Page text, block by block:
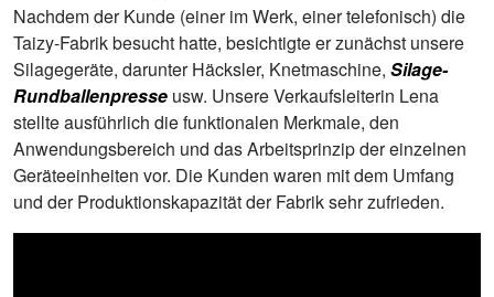
Nachdem der Kunde (einer im Werk, einer telefonisch) die
Taizy-Fabrik besucht hatte, besichtigte er zunächst unsere
Silagegeräte, darunter Häcksler, Knetmaschine, Silage-
Rundballenpresse usw. Unsere Verkaufsleiterin Lena
stellte ausführlich die funktionalen Merkmale, den
Anwendungsbereich und das Arbeitsprinzip der einzelnen
Geräteeinheiten vor. Die Kunden waren mit dem Umfang
und der Produktionskapazität der Fabrik sehr zufrieden.